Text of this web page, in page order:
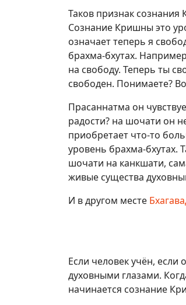
Таков признак
Сознание Кришны это
означает теперь я
брахма-бхутах.
на свободу. Теперь ты
свободен. Понимаете?
Прасаннатма он
радости? на шочати он
приобретает что-то
уровень брахма-бхутах.
шочати на канкшати,
живые существа
И в другом месте
Если человек учён,
духовными глазами.
начинается сознание